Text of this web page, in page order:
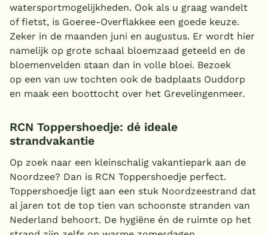
watersportmogelijkheden. Ook als u graag wandelt
of fietst, is Goeree-Overflakkee een goede keuze.
Zeker in de maanden juni en augustus. Er wordt hier
namelijk op grote schaal bloemzaad geteeld en de
bloemenvelden staan dan in volle bloei. Bezoek
op een van uw tochten ook de badplaats Ouddorp
en maak een boottocht over het Grevelingenmeer.
RCN Toppershoedje: dé ideale
strandvakantie
Op zoek naar een kleinschalig vakantiepark aan de
Noordzee? Dan is RCN Toppershoedje perfect.
Toppershoedje ligt aan een stuk Noordzeestrand dat
al jaren tot de top tien van schoonste stranden van
Nederland behoort. De hygiëne én de ruimte op het